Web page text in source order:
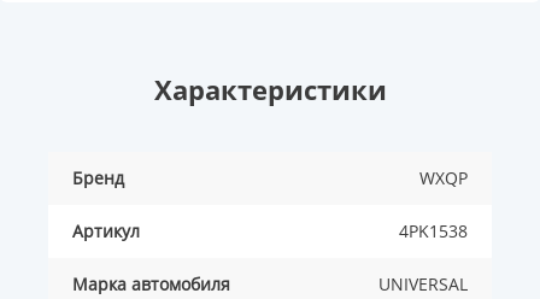
Характеристики
Бренд WXQP
Артикул 4PK1538
Марка автомобиля UNIVERSAL